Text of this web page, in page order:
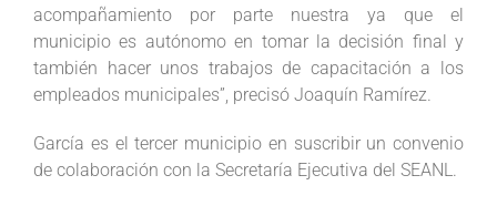
acompañamiento por parte nuestra ya que el
municipio es autónomo en tomar la decisión final y
también hacer unos trabajos de capacitación a los
empleados municipales”, precisó Joaquín Ramírez.
García es el tercer municipio en suscribir un convenio
de colaboración con la Secretaría Ejecutiva del SEANL.